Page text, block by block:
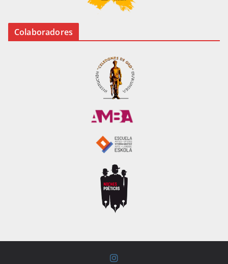
Colaboradores